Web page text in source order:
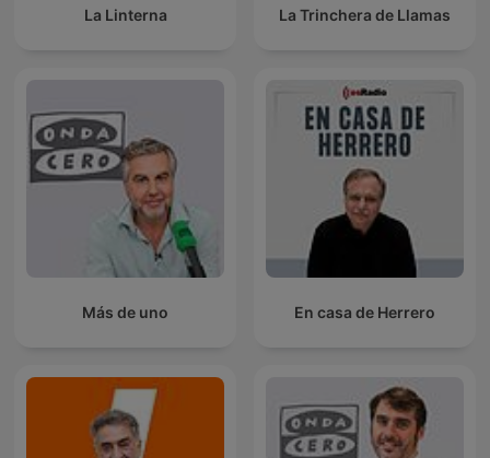
La Linterna La Trinchera de Llamas
Más de uno En casa de Herrero